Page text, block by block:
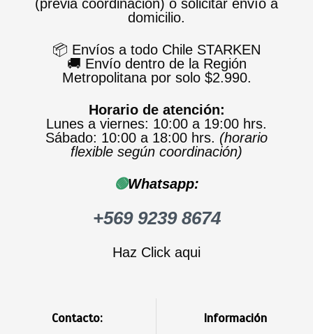
(previa coordinación) o solicitar envío a
domicilio.
📦 Envíos a todo Chile STARKEN
🚚 Envío dentro de la Región
Metropolitana por solo $2.990.
Horario de atención:
Lunes a viernes: 10:00 a 19:00 hrs.
Sábado: 10:00 a 18:00 hrs. (horario
flexible según coordinación)
🟢Whatsapp:
+569 9239 8674
Haz Click aqui
Contacto: Información